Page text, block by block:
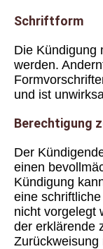
Schriftform
Die Kündigung
werden.
und ist
Berechtigung
Der
einen
Kündigung
eine
nicht vorgelegt
der erklärende
Zurückweisung